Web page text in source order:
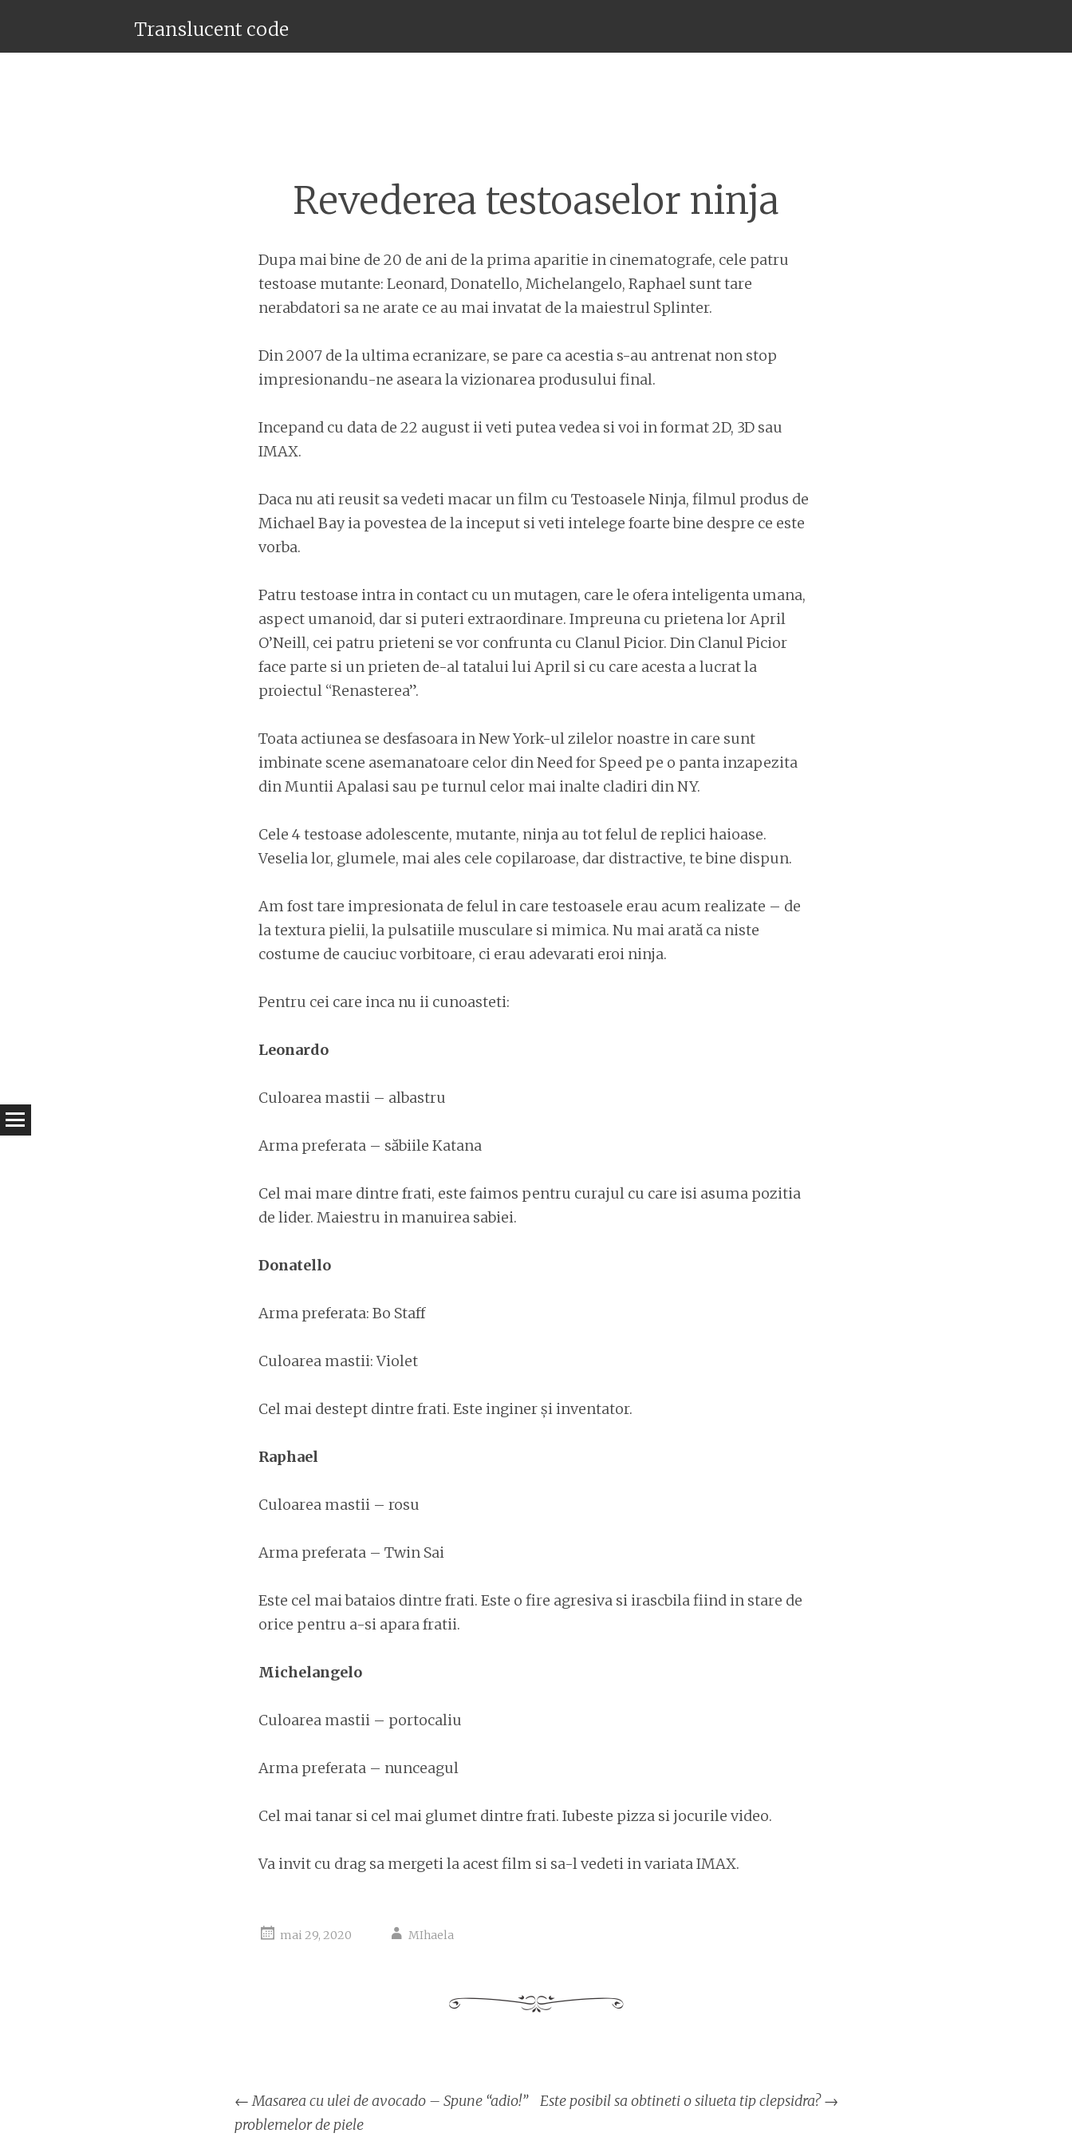
Translucent code
Revederea testoaselor ninja
Dupa mai bine de 20 de ani de la prima aparitie in cinematografe, cele patru
testoase mutante: Leonard, Donatello, Michelangelo, Raphael sunt tare
nerabdatori sa ne arate ce au mai invatat de la maiestrul Splinter.
Din 2007 de la ultima ecranizare, se pare ca acestia s-au antrenat non stop
impresionandu-ne aseara la vizionarea produsului final.
Incepand cu data de 22 august ii veti putea vedea si voi in format 2D, 3D sau
IMAX.
Daca nu ati reusit sa vedeti macar un film cu Testoasele Ninja, filmul produs de
Michael Bay ia povestea de la inceput si veti intelege foarte bine despre ce este
vorba.
Patru testoase intra in contact cu un mutagen, care le ofera inteligenta umana,
aspect umanoid, dar si puteri extraordinare. Impreuna cu prietena lor April
O’Neill, cei patru prieteni se vor confrunta cu Clanul Picior. Din Clanul Picior
face parte si un prieten de-al tatalui lui April si cu care acesta a lucrat la
proiectul “Renasterea”.
Toata actiunea se desfasoara in New York-ul zilelor noastre in care sunt
imbinate scene asemanatoare celor din Need for Speed pe o panta inzapezita
din Muntii Apalasi sau pe turnul celor mai inalte cladiri din NY.
Cele 4 testoase adolescente, mutante, ninja au tot felul de replici haioase.
Veselia lor, glumele, mai ales cele copilaroase, dar distractive, te bine dispun.
Am fost tare impresionata de felul in care testoasele erau acum realizate – de
la textura pielii, la pulsatiile musculare si mimica. Nu mai arată ca niste
costume de cauciuc vorbitoare, ci erau adevarati eroi ninja.
Pentru cei care inca nu ii cunoasteti:
Leonardo
Culoarea mastii – albastru
Arma preferata – săbiile Katana
Cel mai mare dintre frati, este faimos pentru curajul cu care isi asuma pozitia
de lider. Maiestru in manuirea sabiei.
Donatello
Arma preferata: Bo Staff
Culoarea mastii: Violet
Cel mai destept dintre frati. Este inginer și inventator.
Raphael
Culoarea mastii – rosu
Arma preferata – Twin Sai
Este cel mai bataios dintre frati. Este o fire agresiva si irascbila fiind in stare de
orice pentru a-si apara fratii.
Michelangelo
Culoarea mastii – portocaliu
Arma preferata – nunceagul
Cel mai tanar si cel mai glumet dintre frati. Iubeste pizza si jocurile video.
Va invit cu drag sa mergeti la acest film si sa-l vedeti in variata IMAX.
mai 29, 2020 MIhaela
Navigare
articol
←Masarea cu ulei de avocado – Spune “adio!”
problemelor de piele
Este posibil sa obtineti o silueta tip clepsidra?→